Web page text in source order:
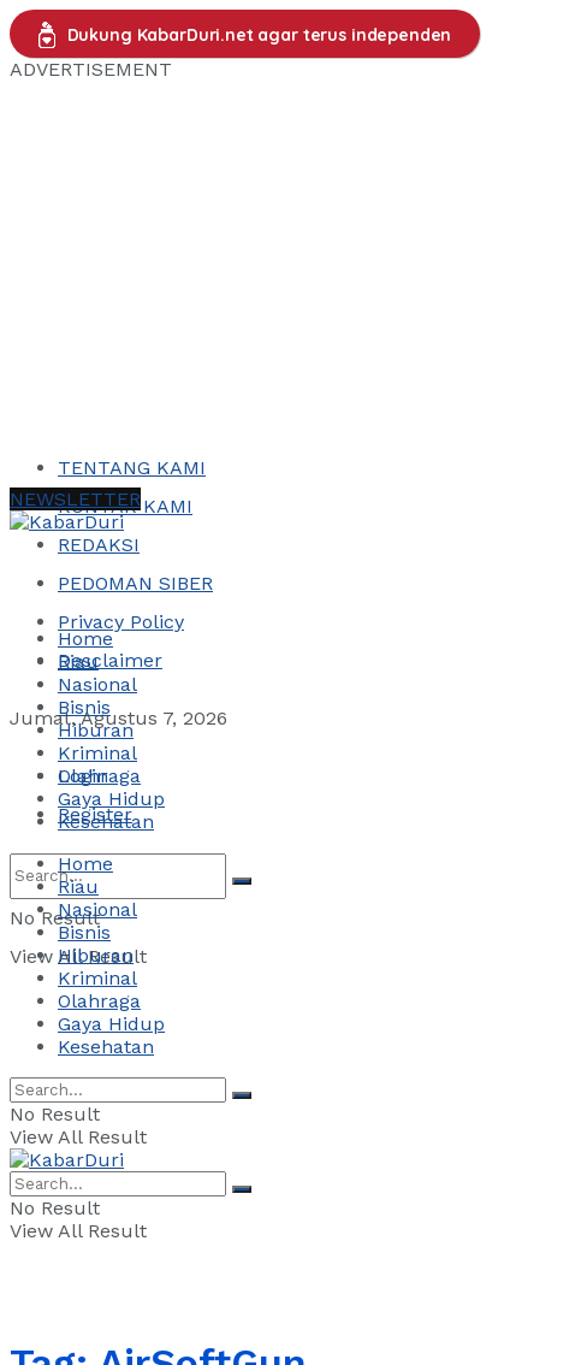
Dukung KabarDuri.net agar terus independen
ADVERTISEMENT
TENTANG KAMI
KONTAK KAMI
REDAKSI
PEDOMAN SIBER
Privacy Policy
Desclaimer
Jumat, Agustus 7, 2026
Login
Register
No Result
View All Result
NEWSLETTER
Home
Riau
Nasional
Bisnis
Hiburan
Kriminal
Olahraga
Gaya Hidup
Kesehatan
Home
Riau
Nasional
Bisnis
Hiburan
Kriminal
Olahraga
Gaya Hidup
Kesehatan
No Result
View All Result
No Result
View All Result